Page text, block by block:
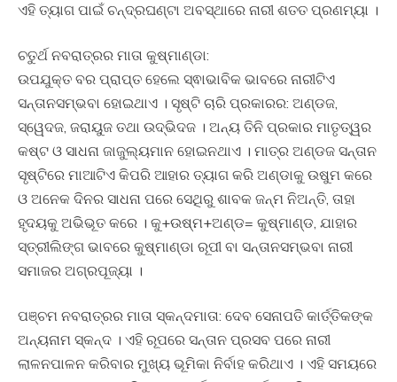
ଏହି ତ୍ୟାଗ ପାଇଁ ଚନ୍ଦ୍ରଘଣ୍ଟା ଅବସ୍ଥାରେ ନାରୀ ଶତତ ପ୍ରଣମ୍ୟା ।
ଚତୁର୍ଥ ନବରାତ୍ରର ମାତା କୁଷ୍ମାଣ୍ଡା:
ଉପଯୁକ୍ତ ବର ପ୍ରାପ୍ତ ହେଲେ ସ୍ଵାଭାବିକ ଭାବରେ ନାରୀଟିଏ
ସନ୍ତାନସମ୍ଭବା ହୋଇଥାଏ । ସୃଷ୍ଟି ଚାରି ପ୍ରକାରର: ଅଣ୍ଡଜ,
ସ୍ୱେଦଜ, ଜରାୟୁଜ ତଥା ଉଦ୍ଭିଦଜ । ଅନ୍ୟ ତିନି ପ୍ରକାର ମାତୃତ୍ୱର
କଷ୍ଟ ଓ ସାଧନା ଜାଜୁଲ୍ୟମାନ ହୋଇନଥାଏ । ମାତ୍ର ଅଣ୍ଡଜ ସନ୍ତାନ
ସୃଷ୍ଟିରେ ମାଆଟିଏ କିପରି ଆହାର ତ୍ୟାଗ କରି ଅଣ୍ଡାକୁ ଉଷୁମ କରେ
ଓ ଅନେକ ଦିନର ସାଧନା ପରେ ସେଥିରୁ ଶାବକ ଜନ୍ମ ନିଅନ୍ତି, ତାହା
ହୃଦୟକୁ ଅଭିଭୂତ କରେ । କୁ+ଉଷ୍ମ+ଅଣ୍ଡ= କୁଷ୍ମାଣ୍ଡ, ଯାହାର
ସ୍ତ୍ରୀଲିଙ୍ଗ ଭାବରେ କୁଷ୍ମାଣ୍ଡା ରୂପୀ ବା ସନ୍ତାନସମ୍ଭବା ନାରୀ
ସମାଜର ଅଗ୍ରପୂଜ୍ୟା ।
ପଞ୍ଚମ ନବରାତ୍ରର ମାତା ସ୍କନ୍ଦମାତା: ଦେବ ସେନାପତି କାର୍ତ୍ତିକଙ୍କ
ଅନ୍ୟନାମ ସ୍କନ୍ଦ । ଏହି ରୂପରେ ସନ୍ତାନ ପ୍ରସବ ପରେ ନାରୀ
ଲାଳନପାଳନ କରିବାର ମୁଖ୍ୟ ଭୂମିକା ନିର୍ବାହ କରିଥାଏ । ଏହି ସମୟରେ